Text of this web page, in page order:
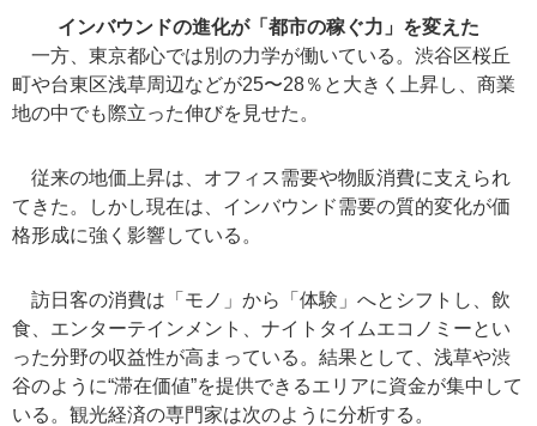
インバウンドの進化が「都市の稼ぐ力」を変えた
一方、東京都心では別の力学が働いている。渋谷区桜丘
町や台東区浅草周辺などが25〜28％と大きく上昇し、商業
地の中でも際立った伸びを見せた。
従来の地価上昇は、オフィス需要や物販消費に支えられ
てきた。しかし現在は、インバウンド需要の質的変化が価
格形成に強く影響している。
訪日客の消費は「モノ」から「体験」へとシフトし、飲
食、エンターテインメント、ナイトタイムエコノミーとい
った分野の収益性が高まっている。結果として、浅草や渋
谷のように“滞在価値”を提供できるエリアに資金が集中して
いる。観光経済の専門家は次のように分析する。